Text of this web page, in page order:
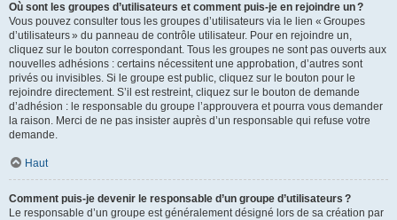
Où sont les groupes d’utilisateurs et comment puis-je en rejoindre un ?
Vous pouvez consulter tous les groupes d’utilisateurs via le lien « Groupes
d’utilisateurs » du panneau de contrôle utilisateur. Pour en rejoindre un,
cliquez sur le bouton correspondant. Tous les groupes ne sont pas ouverts aux
nouvelles adhésions : certains nécessitent une approbation, d’autres sont
privés ou invisibles. Si le groupe est public, cliquez sur le bouton pour le
rejoindre directement. S’il est restreint, cliquez sur le bouton de demande
d’adhésion : le responsable du groupe l’approuvera et pourra vous demander
la raison. Merci de ne pas insister auprès d’un responsable qui refuse votre
demande.
Haut
Comment puis-je devenir le responsable d’un groupe d’utilisateurs ?
Le responsable d’un groupe est généralement désigné lors de sa création par